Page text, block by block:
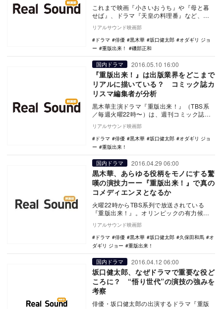
これまで映画『小さいおうち』や『母と暮
せば』、ドラマ『天皇の料理番』など、や
や古風で純日本的な女性を演じることが多
かった女優・黒…
リアルサウンド映画部
ドラマ
俳優 黒木華 坂口健太郎
オダギリ ジョ
ー
重版出来！ 磯部正和
国内ドラマ 2016.05.10 16:00
『重版出来！』は出版業界をどこまで
リアルに描いている？ コミック誌カ
リスマ編集者が分析
黒木華主演ドラマ『重版出来！』（TBS系
／毎週火曜22時〜）は、週刊コミック誌
「週刊バイブス」の新米編集者・黒沢心
が、一癖も二癖…
リアルサウンド映画部
ドラマ
俳優 黒木華 坂口健太郎
オダギリ ジョ
ー
重版出来！
国内ドラマ 2016.04.29 06:00
黒木華、あらゆる役柄をモノにする驚
嘆の演技力ーー『重版出来！』で真の
コメディエンヌとなるか
火曜22時からTBS系列で放送されている
『重版出来！』。オリンピックの有力候補
として長年柔道に励んできた主人公が、怪
我のためにそ…
リアルサウンド映画部
ドラマ
俳優 黒木華 坂口健太郎 久保田和馬
オ
ダギリ ジョー
重版出来！
国内ドラマ 2016.04.12 06:00
坂口健太郎、なぜドラマで重要な役ど
ころに？ “悟り世代”の演技の強みを
考察
俳優・坂口健太郎の出演するドラマ『重版